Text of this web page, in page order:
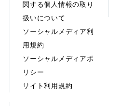
関する個人情報の取り
扱いについて
ソーシャルメディア利
用規約
ソーシャルメディアポ
リシー
サイト利用規約